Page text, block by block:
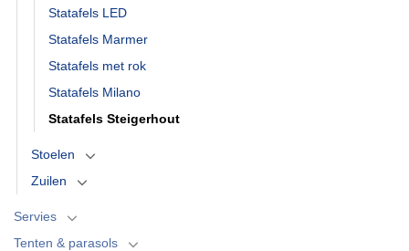
Statafels LED
Statafels Marmer
Statafels met rok
Statafels Milano
Statafels Steigerhout
Stoelen
Zuilen
Servies
Tenten & parasols